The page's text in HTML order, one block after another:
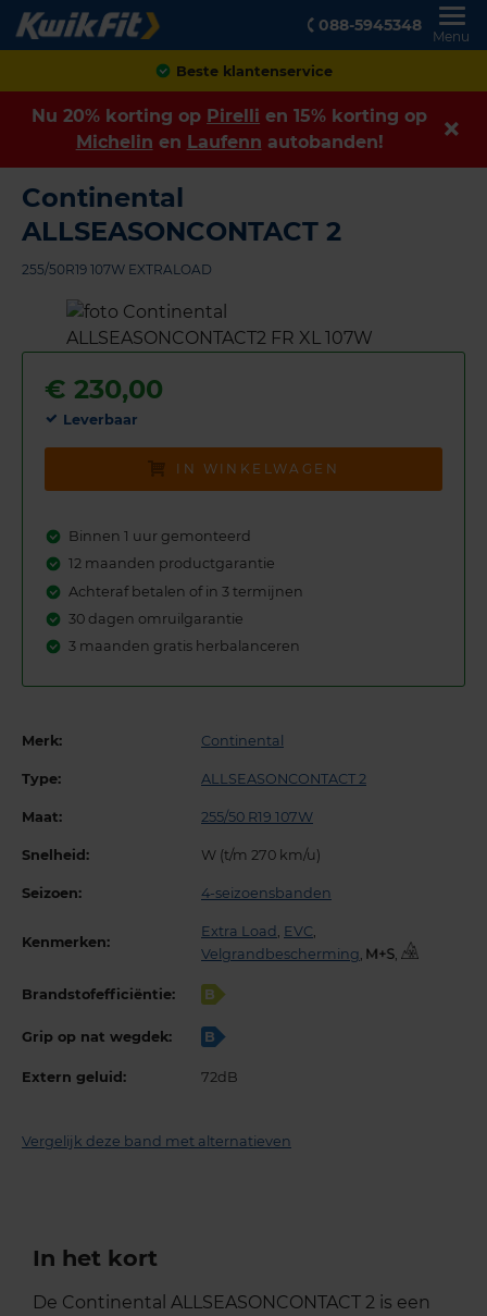
088-5945348
Menu
Achteraf betalen
Nu 20% korting op Pirelli en 15% korting op
Michelin en Laufenn autobanden!
Continental
ALLSEASONCONTACT 2
255/50R19 107W EXTRALOAD
€ 230,00
Leverbaar
IN WINKELWAGEN
Binnen 1 uur gemonteerd
12 maanden productgarantie
Achteraf betalen of in 3 termijnen
30 dagen omruilgarantie
3 maanden gratis herbalanceren
Merk: Continental
Type: ALLSEASONCONTACT 2
Maat: 255/50 R19 107W
Snelheid: W (t/m 270 km/u)
Seizoen: 4-seizoensbanden
Kenmerken:
Extra Load EVC
Velgrandbescherming
,
Brandstofefficiëntie: B
Grip op nat wegdek: B
Extern geluid: 72dB
Vergelijk deze band met alternatieven
In het kort
De Continental ALLSEASONCONTACT 2 is een